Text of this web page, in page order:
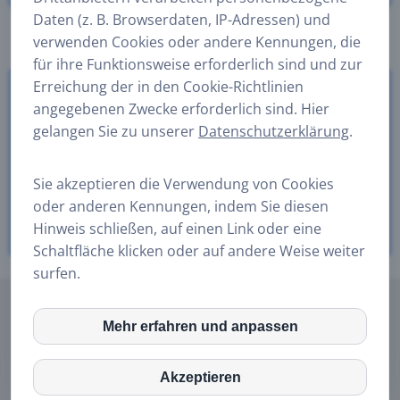
Unser kompetentes Team bringt hervorragende
Kenntnisse und Erfahrungen in der Installation,
Wartung oder Reparatur von Sanitären Anlagen, mit.
stehen Ihnen rund um Uhr für Fragen zur Verfügung!
Ihr Sanitär Notdienst in Dortmund
© 2019 - 2025 Sanitärnotdienst Dortmund | Klempner |
Kontakt
notdienst-dortmund.de
Daten (z. B. Browserdaten, IP-Adressen) und
verwenden Cookies oder andere Kennungen, die
für ihre Funktionsweise erforderlich sind und zur
Erreichung der in den Cookie-Richtlinien
angegebenen Zwecke erforderlich sind. Hier
gelangen Sie zu unserer Datenschutzerklärung.
Sie akzeptieren die Verwendung von Cookies
oder anderen Kennungen, indem Sie diesen
Hinweis schließen, auf einen Link oder eine
Schaltfläche klicken oder auf andere Weise weiter
surfen.
inCMS
Google Fonts
Mehr erfahren und anpassen
Akzeptieren